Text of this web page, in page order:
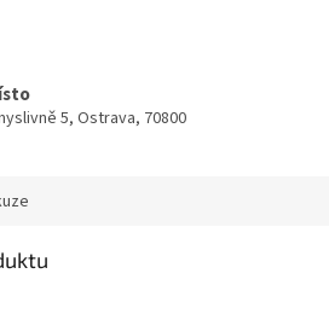
5, Ostrava, 70800